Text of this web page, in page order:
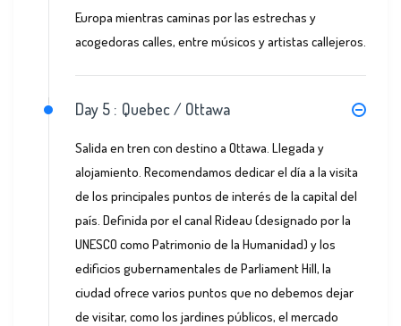
Europa mientras caminas por las estrechas y
acogedoras calles, entre músicos y artistas callejeros.
Day 5 : Quebec / Ottawa
Salida en tren con destino a Ottawa. Llegada y
alojamiento. Recomendamos dedicar el día a la visita
de los principales puntos de interés de la capital del
país. Definida por el canal Rideau (designado por la
UNESCO como Patrimonio de la Humanidad) y los
edificios gubernamentales de Parliament Hill, la
ciudad ofrece varios puntos que no debemos dejar
de visitar, como los jardines públicos, el mercado